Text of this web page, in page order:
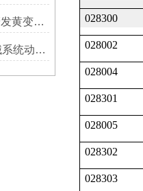
Kuriyama Tigerflex PU管发黄变硬怎么办？
Blacoh脉冲阻尼器对机械系统动态特性的影响分析
028300
028002
028004
028301
028005
028302
028303